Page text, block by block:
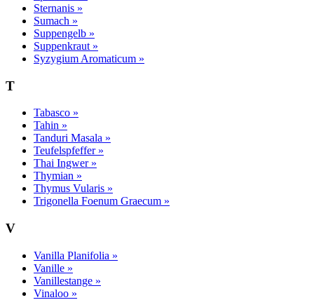
Sternanis »
Sumach »
Suppengelb »
Suppenkraut »
Syzygium Aromaticum »
T
Tabasco »
Tahin »
Tanduri Masala »
Teufelspfeffer »
Thai Ingwer »
Thymian »
Thymus Vularis »
Trigonella Foenum Graecum »
V
Vanilla Planifolia »
Vanille »
Vanillestange »
Vinaloo »